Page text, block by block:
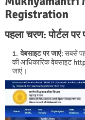
Registration
पहला चरण: पोर्टल पर
वेबसाइट पर जाएं: सबसे
की आधिकारिक वेबसाइट
जाएं।